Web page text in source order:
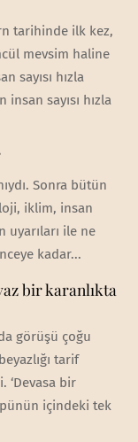
tarihinde ilk kez,
mevsim haline
sayısı hızla
sayısı hızla
Sonra bütün
iklim, insan
uyarıları ile ne
kadar...
bir karanlıkta
görüşü çoğu
tarif
‘Devasa bir
içindeki tek